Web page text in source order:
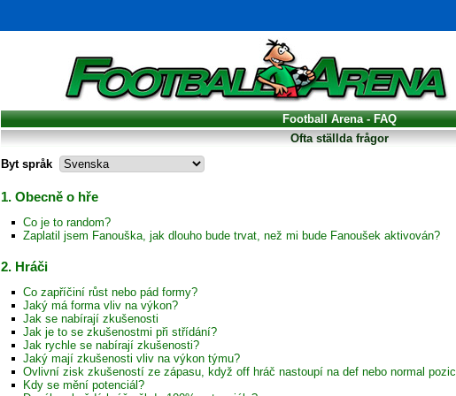
Football Arena - FAQ
Ofta ställda frågor
Byt språk
1. Obecně o hře
Co je to random?
Zaplatil jsem Fanouška, jak dlouho bude trvat, než mi bude Fanoušek aktivován?
2. Hráči
Co zapříčiní růst nebo pád formy?
Jaký má forma vliv na výkon?
Jak se nabírají zkušenosti
Jak je to se zkušenostmi při střídání?
Jak rychle se nabírají zkušenosti?
Jaký mají zkušenosti vliv na výkon týmu?
Ovlivní zisk zkušeností ze zápasu, když off hráč nastoupí na def nebo normal
Kdy se mění potenciál?